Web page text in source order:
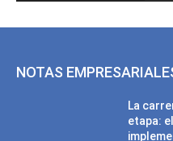
NOTAS
La
etapa: